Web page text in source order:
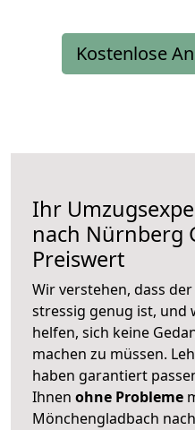
Kostenlose
Ihr
nach Nürnberg
Preiswert
Wir verstehen, dass
stressig genug ist, und
helfen, sich keine
machen zu müssen.
haben garantiert
Ihnen ohne Probleme
Mönchengladbach